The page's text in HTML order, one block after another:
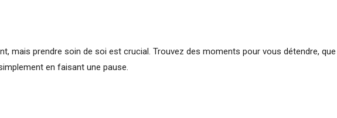
mais prendre soin de soi est crucial. Trouvez des moments pour vous détendre,
en faisant une pause.